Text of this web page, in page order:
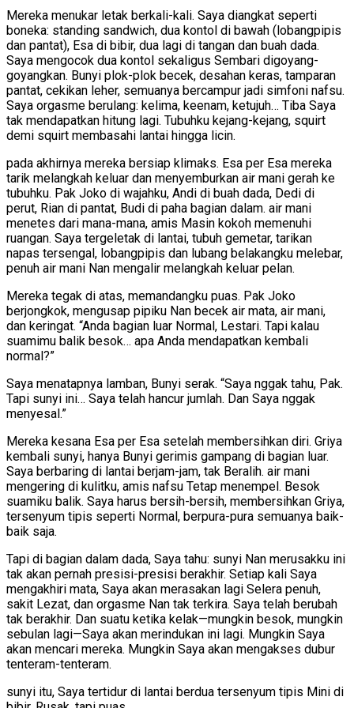
Mereka menukar letak berkali-kali. Saya diangkat seperti
boneka: standing sandwich, dua kontol di bawah (lobangpipis
dan pantat), Esa di bibir, dua lagi di tangan dan buah dada.
Saya mengocok dua kontol sekaligus Sembari digoyang-
goyangkan. Bunyi plok-plok becek, desahan keras, tamparan
pantat, cekikan leher, semuanya bercampur jadi simfoni nafsu.
Saya orgasme berulang: kelima, keenam, ketujuh… Tiba Saya
tak mendapatkan hitung lagi. Tubuhku kejang-kejang, squirt
demi squirt membasahi lantai hingga licin.
pada akhirnya mereka bersiap klimaks. Esa per Esa mereka
tarik melangkah keluar dan menyemburkan air mani gerah ke
tubuhku. Pak Joko di wajahku, Andi di buah dada, Dedi di
perut, Rian di pantat, Budi di paha bagian dalam. air mani
menetes dari mana-mana, amis Masin kokoh memenuhi
ruangan. Saya tergeletak di lantai, tubuh gemetar, tarikan
napas tersengal, lobangpipis dan lubang belakangku melebar,
penuh air mani Nan mengalir melangkah keluar pelan.
Mereka tegak di atas, memandangku puas. Pak Joko
berjongkok, mengusap pipiku Nan becek air mata, air mani,
dan keringat. “Anda bagian luar Normal, Lestari. Tapi kalau
suamimu balik besok… apa Anda mendapatkan kembali
normal?”
Saya menatapnya lamban, Bunyi serak. “Saya nggak tahu, Pak.
Tapi sunyi ini… Saya telah hancur jumlah. Dan Saya nggak
menyesal.”
Mereka kesana Esa per Esa setelah membersihkan diri. Griya
kembali sunyi, hanya Bunyi gerimis gampang di bagian luar.
Saya berbaring di lantai berjam-jam, tak Beralih. air mani
mengering di kulitku, amis nafsu Tetap menempel. Besok
suamiku balik. Saya harus bersih-bersih, membersihkan Griya,
tersenyum tipis seperti Normal, berpura-pura semuanya baik-
baik saja.
Tapi di bagian dalam dada, Saya tahu: sunyi Nan merusakku ini
tak akan pernah presisi-presisi berakhir. Setiap kali Saya
mengakhiri mata, Saya akan merasakan lagi Selera penuh,
sakit Lezat, dan orgasme Nan tak terkira. Saya telah berubah
tak berakhir. Dan suatu ketika kelak—mungkin besok, mungkin
sebulan lagi—Saya akan merindukan ini lagi. Mungkin Saya
akan mencari mereka. Mungkin Saya akan mengakses dubur
tenteram-tenteram.
sunyi itu, Saya tertidur di lantai berdua tersenyum tipis Mini di